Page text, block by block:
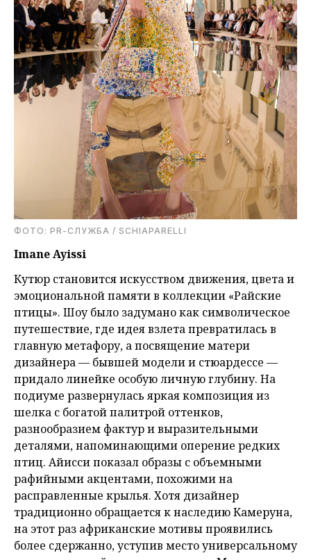
ФОТО: PR-СЛУЖБА / SCHIAPARELLI
Imane Ayissi
Кутюр становится искусством движения, цвета и
эмоциональной памяти в коллекции «Райские
птицы». Шоу было задумано как символическое
путешествие, где идея взлета превратилась в
главную метафору, а посвящение матери
дизайнера — бывшей модели и стюардессе —
придало линейке особую личную глубину. На
подиуме развернулась яркая композиция из
шелка с богатой палитрой оттенков,
разнообразием фактур и выразительными
деталями, напоминающими оперение редких
птиц. Айисси показал образы с объемными
рафийными акцентами, похожими на
расправленные крылья. Хотя дизайнер
традиционно обращается к наследию Камеруна,
на этот раз африканские мотивы проявились
более сдержанно, уступив место универсальному